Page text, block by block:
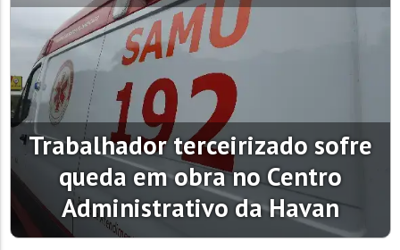
Trabalhador terceirizado sofre
queda em obra no Centro
Administrativo da Havan